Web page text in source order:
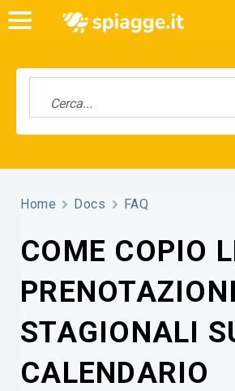
Home Docs FAQ
COME COPIO
PRENOTAZIONI
STAGIONALI
CALENDARIO